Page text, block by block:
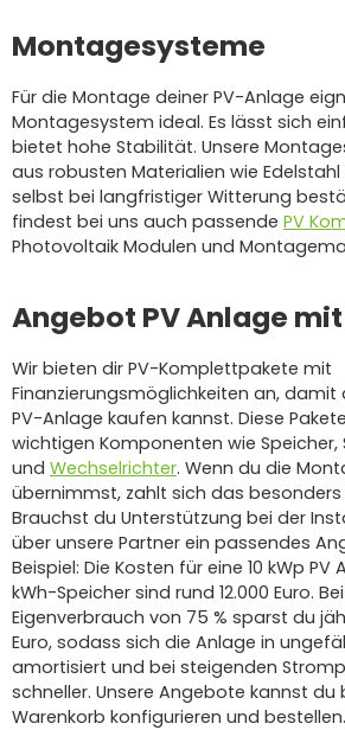
Montagesysteme
Für die Montage deiner PV-Anlage
Montagesystem ideal. Es lässt sich
bietet hohe Stabilität. Unsere
aus robusten Materialien wie
selbst bei langfristiger Witterung
findest bei uns auch passende PV
Photovoltaik Modulen und
Angebot PV Anlage
Wir bieten dir PV-Komplettpakete mit
Finanzierungsmöglichkeiten an, damit
PV-Anlage kaufen kannst. Diese
wichtigen Komponenten wie Speicher,
und Wechselrichter. Wenn du die
übernimmst, zahlt sich das besonders
Brauchst du Unterstützung bei der
über unsere Partner ein passendes
Beispiel: Die Kosten für eine 10 kWp
kWh-Speicher sind rund 12.000 Euro.
Eigenverbrauch von 75 % sparst du
Euro, sodass sich die Anlage in
amortisiert und bei steigenden
schneller. Unsere Angebote kannst
Warenkorb konfigurieren und bestellen.